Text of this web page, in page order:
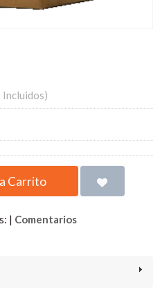
Incluidos)
Carrito
| Comentarios